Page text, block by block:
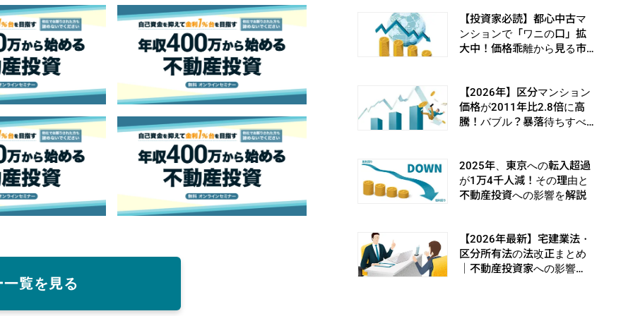
覧を見る
【投資家必読】都心中古マ
ンションで「ワニの口」拡
大中！価格乖離から見る市
【2026年】区分マンション
価格が2011年比2.8倍に高
騰！バブル？暴落待ちすべ
2025年、東京への転入超過
が1万4千人減！その理由と
不動産投資への影響を解説
【2026年最新】宅建業法・
区分所有法の法改正まとめ
｜不動産投資家への影響